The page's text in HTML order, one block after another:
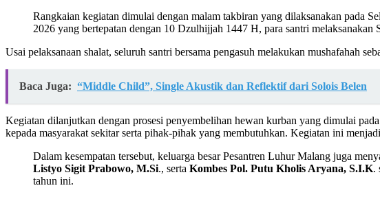
Rangkaian kegiatan dimulai dengan malam takbiran yang dilaksanakan pada
2026 yang bertepatan dengan 10 Dzulhijjah 1447 H, para santri
Usai pelaksanaan shalat, seluruh santri bersama pengasuh melakukan mushafahah
Baca Juga: “Middle Child”, Single Akustik dan Reflektif dari Solois Belen
Kegiatan dilanjutkan dengan prosesi penyembelihan hewan kurban yang dimulai
kepada masyarakat sekitar serta pihak-pihak yang membutuhkan. Kegiatan ini
Dalam kesempatan tersebut, keluarga besar Pesantren Luhur Malang juga
Listyo Sigit Prabowo, M.Si., serta Kombes Pol. Putu Kholis Aryana, S.I.K.
tahun ini.